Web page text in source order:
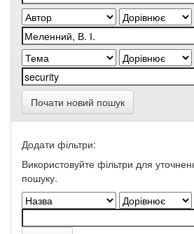
Почати новий пошук
Додати фільтри:
Використовуйте фільтри для
пошуку.